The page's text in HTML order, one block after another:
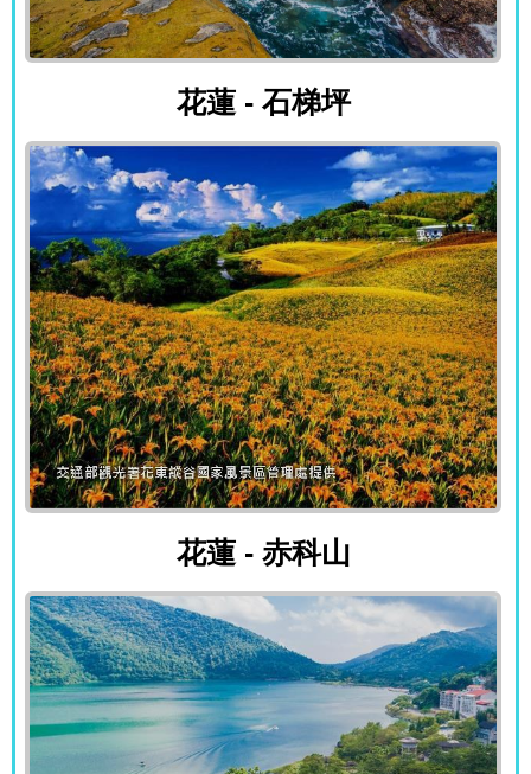
花蓮 - 石梯坪
花蓮 - 石梯坪
花蓮 - 赤科山
花蓮 - 赤科山